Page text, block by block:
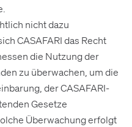
nicht dazu
CASAFARI das Recht
die Nutzung der
zu überwachen, um die
der CASAFARI-
Gesetze
Überwachung erfolgt